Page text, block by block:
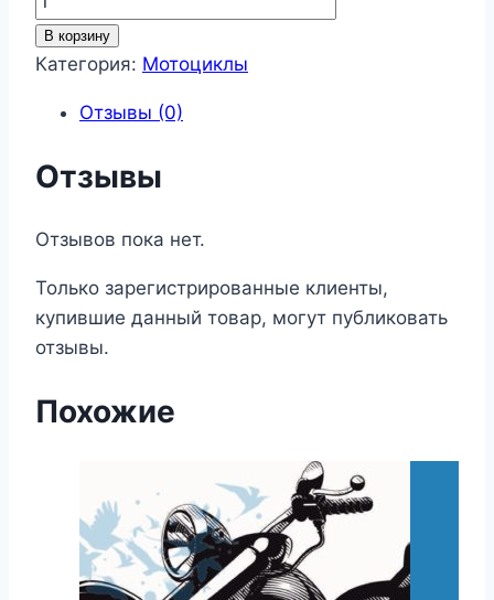
товара
Мотоциклы
В корзину
Категория: Мотоциклы
Отзывы (0)
Отзывы
Отзывов пока нет.
Только зарегистрированные клиенты,
купившие данный товар, могут публиковать
отзывы.
Похожие